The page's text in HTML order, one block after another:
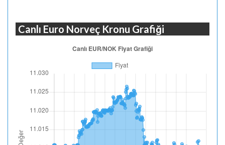
Canlı Euro Norveç Kronu Grafiği